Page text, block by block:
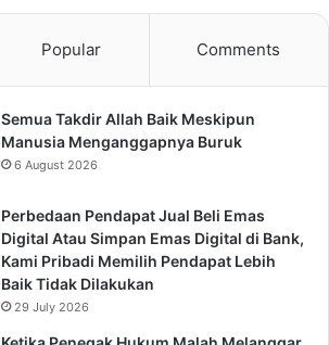
Popular Comments
Semua Takdir Allah Baik Meskipun
Manusia Menganggapnya Buruk
6 August 2026
Perbedaan Pendapat Jual Beli Emas
Digital Atau Simpan Emas Digital di Bank,
Kami Pribadi Memilih Pendapat Lebih
Baik Tidak Dilakukan
29 July 2026